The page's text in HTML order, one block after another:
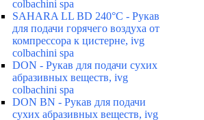
colbachini spa
SAHARA LL BD 240°C - Рукав
для подачи горячего воздуха от
компрессора к цистерне, ivg
colbachini spa
DON - Рукав для подачи сухих
абразивных веществ, ivg
colbachini spa
DON BN - Рукав для подачи
сухих абразивных веществ, ivg